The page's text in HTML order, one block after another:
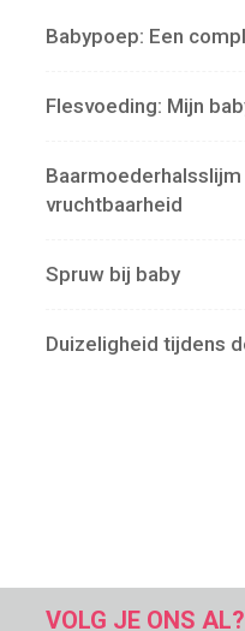
Babypoep: Een
Flesvoeding: Mijn
vruchtbaarheid
Spruw bij baby
Duizeligheid tijdens
VOLG JE ONS AL?